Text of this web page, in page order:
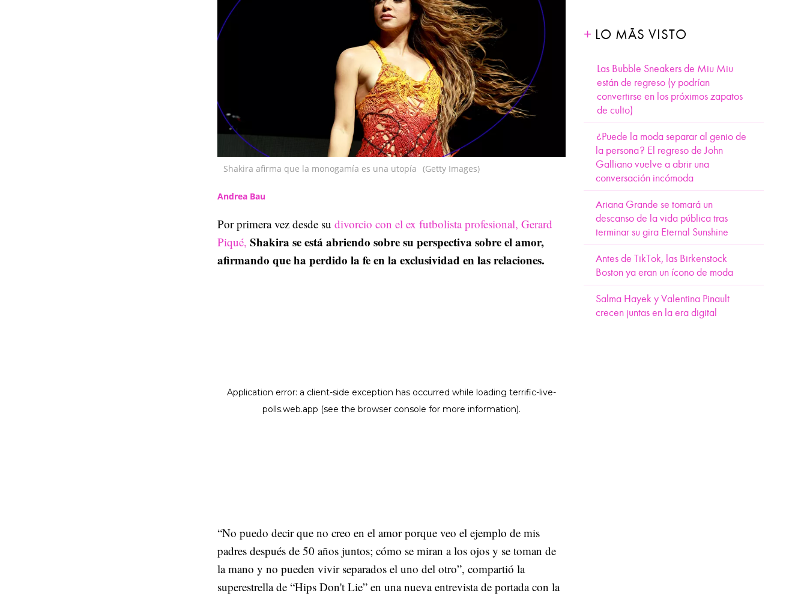
LO MÁS VISTO
Las Bubble Sneakers de Miu Miu
están de regreso (y podrían
convertirse en los próximos zapatos
de culto)
¿Puede la moda separar al genio de
la persona? El regreso de John
Galliano vuelve a abrir una
conversación incómoda
Ariana Grande se tomará un
descanso de la vida pública tras
terminar su gira Eternal Sunshine
Antes de TikTok, las Birkenstock
Boston ya eran un ícono de moda
Salma Hayek y Valentina Pinault
crecen juntas en la era digital
Shakira afirma que la monogamía es una utopía (Getty Images)
Andrea Bau
Por primera vez desde su divorcio con el ex futbolista profesional, Gerard
Piqué, Shakira se está abriendo sobre su perspectiva sobre el amor,
afirmando que ha perdido la fe en la exclusividad en las relaciones.
“No puedo decir que no creo en el amor porque veo el ejemplo de mis
padres después de 50 años juntos; cómo se miran a los ojos y se toman de
la mano y no pueden vivir separados el uno del otro”, compartió la
superestrella de “Hips Don't Lie” en una nueva entrevista de portada con la